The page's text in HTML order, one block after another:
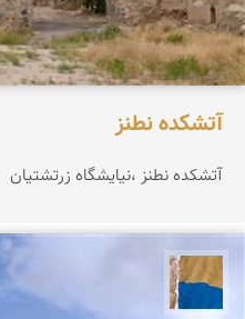
آتشکده نطنز
آتشکده نطنز ،نیایشگاه زرتشتيان